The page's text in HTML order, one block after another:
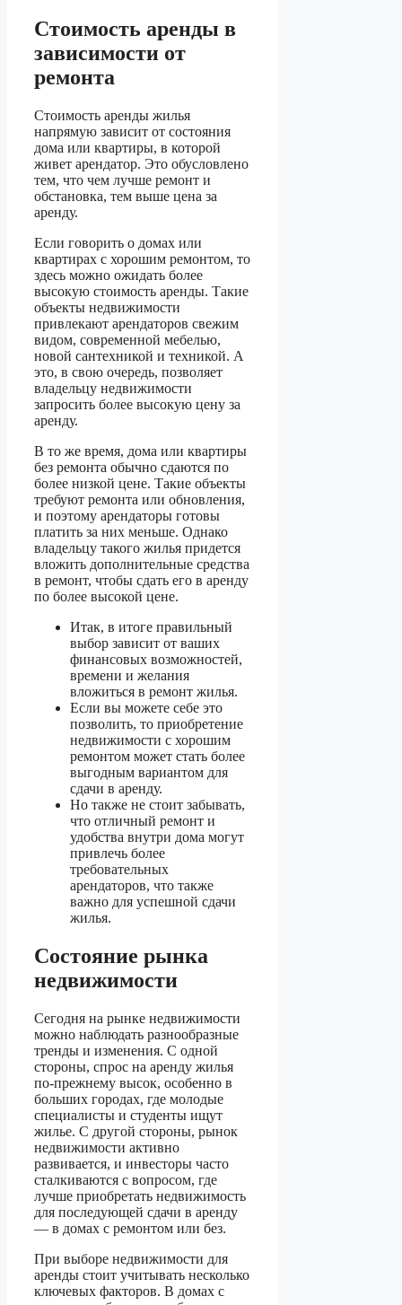
Стоимость аренды в
зависимости от
ремонта
Стоимость аренды жилья
напрямую зависит от состояния
дома или квартиры, в которой
живет арендатор. Это обусловлено
тем, что чем лучше ремонт и
обстановка, тем выше цена за
аренду.
Если говорить о домах или
квартирах с хорошим ремонтом, то
здесь можно ожидать более
высокую стоимость аренды. Такие
объекты недвижимости
привлекают арендаторов свежим
видом, современной мебелью,
новой сантехникой и техникой. А
это, в свою очередь, позволяет
владельцу недвижимости
запросить более высокую цену за
аренду.
В то же время, дома или квартиры
без ремонта обычно сдаются по
более низкой цене. Такие объекты
требуют ремонта или обновления,
и поэтому арендаторы готовы
платить за них меньше. Однако
владельцу такого жилья придется
вложить дополнительные средства
в ремонт, чтобы сдать его в аренду
по более высокой цене.
Итак, в итоге правильный
выбор зависит от ваших
финансовых возможностей,
времени и желания
вложиться в ремонт жилья.
Если вы можете себе это
позволить, то приобретение
недвижимости с хорошим
ремонтом может стать более
выгодным вариантом для
сдачи в аренду.
Но также не стоит забывать,
что отличный ремонт и
удобства внутри дома могут
привлечь более
требовательных
арендаторов, что также
важно для успешной сдачи
жилья.
Состояние рынка
недвижимости
Сегодня на рынке недвижимости
можно наблюдать разнообразные
тренды и изменения. С одной
стороны, спрос на аренду жилья
по-прежнему высок, особенно в
больших городах, где молодые
специалисты и студенты ищут
жилье. С другой стороны, рынок
недвижимости активно
развивается, и инвесторы часто
сталкиваются с вопросом, где
лучше приобретать недвижимость
для последующей сдачи в аренду
— в домах с ремонтом или без.
При выборе недвижимости для
аренды стоит учитывать несколько
ключевых факторов. В домах с